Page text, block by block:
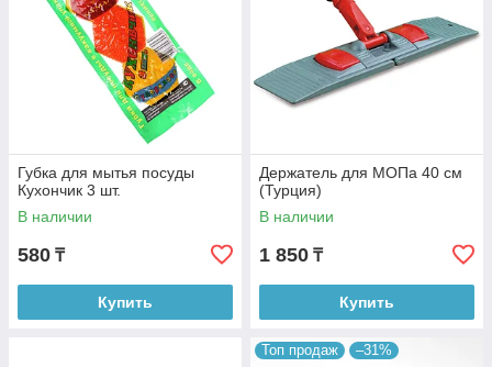
Губка для мытья посуды
Кухончик 3 шт.
В наличии
580 ₸
Купить
Держатель для МОПа 40 см
(Турция)
В наличии
1 850 ₸
Купить
Топ продаж –31%